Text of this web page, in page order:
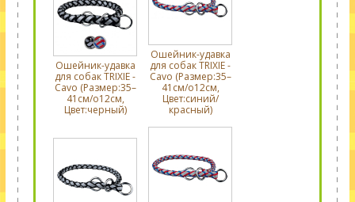
Ошейник-удавка
для собак TRIXIE -
Cavo (Размер:35–
41см/o12см,
Цвет:черный)
Ошейник-удавка
для собак TRIXIE -
Cavo (Размер:35–
41см/o12см,
Цвет:синий/
красный)